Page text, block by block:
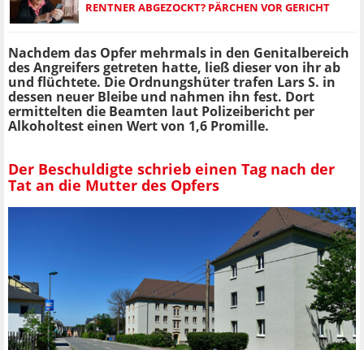
RENTNER ABGEZOCKT? PÄRCHEN VOR GERICHT
Nachdem das Opfer mehrmals in den Genitalbereich
des Angreifers getreten hatte, ließ dieser von ihr ab
und flüchtete. Die Ordnungshüter trafen Lars S. in
dessen neuer Bleibe und nahmen ihn fest. Dort
ermittelten die Beamten laut Polizeibericht per
Alkoholtest einen Wert von 1,6 Promille.
Der Beschuldigte schrieb einen Tag nach der
Tat an die Mutter des Opfers